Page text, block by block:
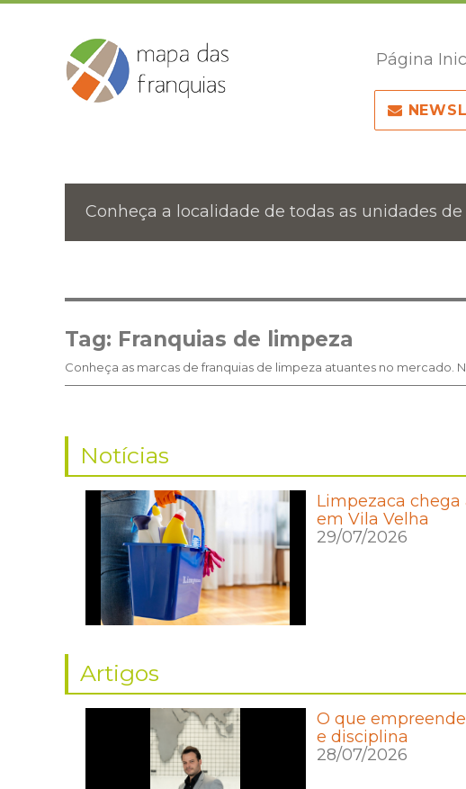
Página
Conheça a localidade de todas as unidades
Tag: Franquias de limpeza
Conheça as marcas de franquias de limpeza atuantes no mercado.
Notícias
Limpezaca
em Vila Velha
29/07/2026
Artigos
O que
e disciplina
28/07/2026